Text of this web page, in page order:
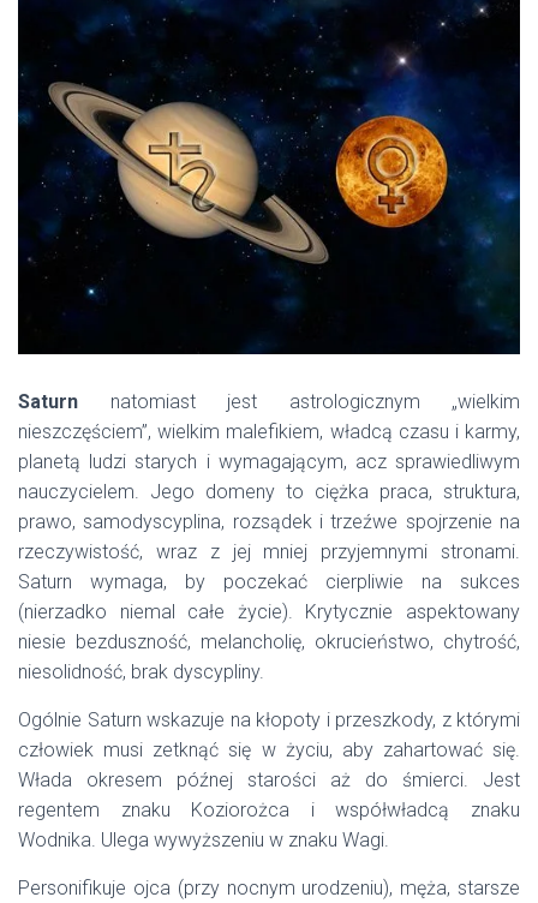
Saturn natomiast jest astrologicznym „wielkim
nieszczęściem”, wielkim malefikiem, władcą czasu i karmy,
planetą ludzi starych i wymagającym, acz sprawiedliwym
nauczycielem. Jego domeny to ciężka praca, struktura,
prawo, samodyscyplina, rozsądek i trzeźwe spojrzenie na
rzeczywistość, wraz z jej mniej przyjemnymi stronami.
Saturn wymaga, by poczekać cierpliwie na sukces
(nierzadko niemal całe życie). Krytycznie aspektowany
niesie bezduszność, melancholię, okrucieństwo, chytrość,
niesolidność, brak dyscypliny.
Ogólnie Saturn wskazuje na kłopoty i przeszkody, z którymi
człowiek musi zetknąć się w życiu, aby zahartować się.
Włada okresem późnej starości aż do śmierci. Jest
regentem znaku Koziorożca i współwładcą znaku
Wodnika. Ulega wywyższeniu w znaku Wagi.
Personifikuje ojca (przy nocnym urodzeniu), męża, starsze